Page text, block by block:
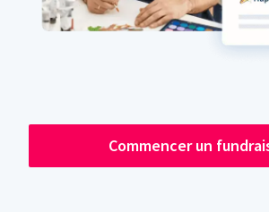
Commencer un